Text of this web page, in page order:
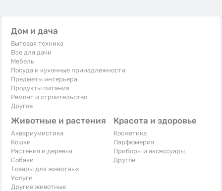
Дом и дача
Бытовая техника
Все для дачи
Мебель
Посуда и кухонные принадлежности
Предметы интерьера
Продукты питания
Ремонт и строительство
Другое
Животные и растения
Аквариумистика
Кошки
Растения и деревья
Собаки
Товары для животных
Услуги
Другие животные
Красота и здоровье
Косметика
Парфюмерия
Приборы и аксессуары
Другое